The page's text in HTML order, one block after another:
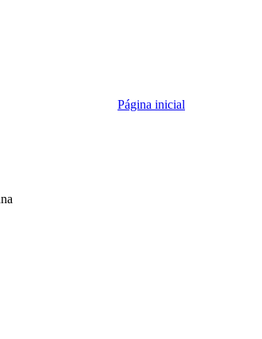
Página inicial